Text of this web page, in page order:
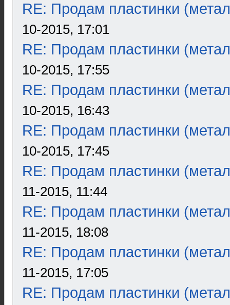
RE: Продам пластинки
10-2015, 17:01
RE: Продам пластинки
10-2015, 17:55
RE: Продам пластинки
10-2015, 16:43
RE: Продам пластинки
10-2015, 17:45
RE: Продам пластинки
11-2015, 11:44
RE: Продам пластинки
11-2015, 18:08
RE: Продам пластинки
11-2015, 17:05
RE: Продам пластинки